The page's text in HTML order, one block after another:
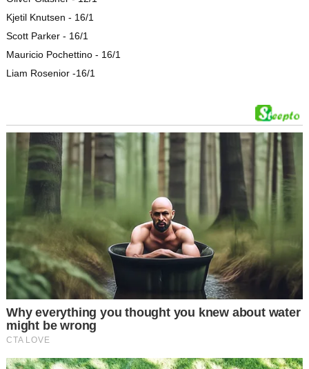
Kjetil Knutsen - 16/1
Scott Parker - 16/1
Mauricio Pochettino - 16/1
Liam Rosenior -16/1